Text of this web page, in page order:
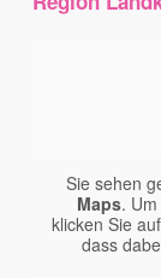
Sie sehen
Maps.
klicken Sie
dass